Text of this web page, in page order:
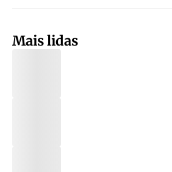
Mais lidas